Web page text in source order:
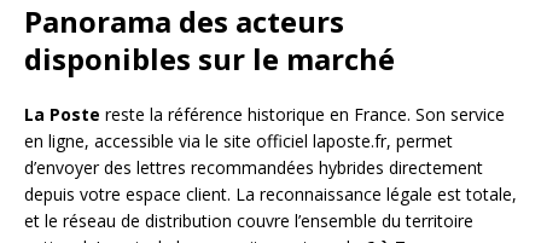
Panorama des acteurs
disponibles sur le marché
La Poste reste la référence historique en France. Son service
en ligne, accessible via le site officiel laposte.fr, permet
d’envoyer des lettres recommandées hybrides directement
depuis votre espace client. La reconnaissance légale est totale,
et le réseau de distribution couvre l’ensemble du territoire